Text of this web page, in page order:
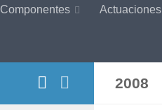
Componentes Actuaciones
2008